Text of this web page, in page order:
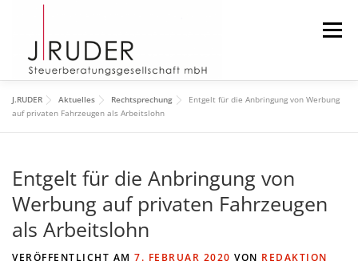
springen
Menü
START AKTUELLES
DAS TEAM DOWNLOAD
SUCHEN
J.RUDER Aktuelles Rechtsprechung
Entgelt für die Anbringung von Werbung
auf privaten Fahrzeugen als Arbeitslohn
Entgelt für die Anbringung von
Werbung auf privaten Fahrzeugen
als Arbeitslohn
VERÖFFENTLICHT AM 7. FEBRUAR 2020 VON REDAKTION